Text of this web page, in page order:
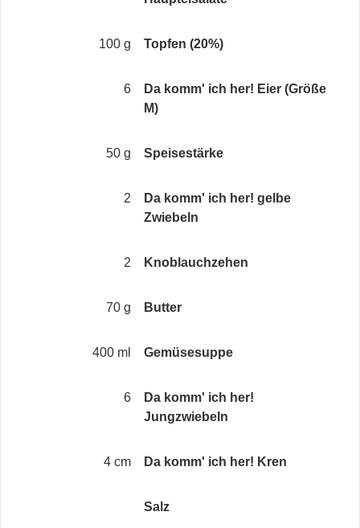
100 g Topfen (20%)
6
Da komm' ich her! Eier (Größe
M)
50 g Speisestärke
2
Da komm' ich her! gelbe
Zwiebeln
2 Knoblauchzehen
70 g Butter
400 ml Gemüsesuppe
6
Da komm' ich her!
Jungzwiebeln
4 cm Da komm' ich her! Kren
Salz